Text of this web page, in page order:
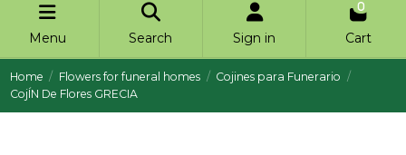
Menu Search Sign in
0
Cart
Home Flowers for funeral homes
Cojines para Funerario
CojÍN De Flores GRECIA